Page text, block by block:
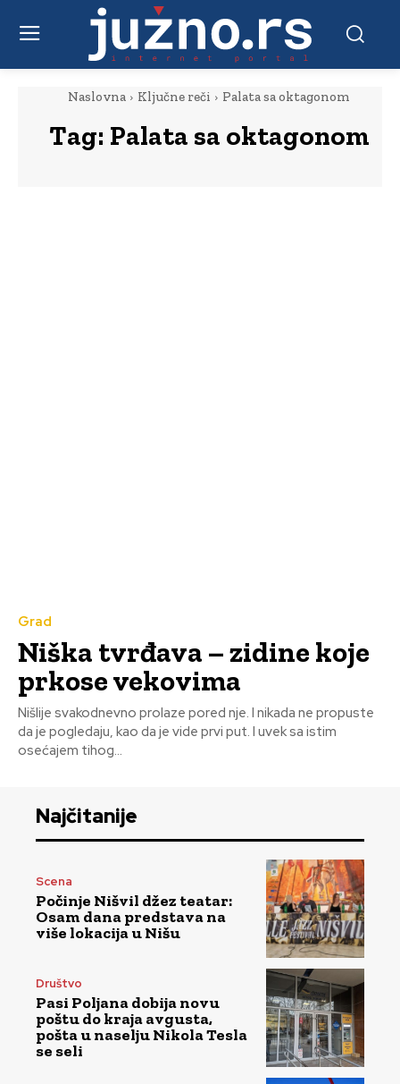
Naslovna Ključne reči Palata sa oktagonom
Tag: Palata sa oktagonom
Grad
Niška tvrđava – zidine koje
prkose vekovima
Nišlije svakodnevno prolaze pored nje. I nikada ne propuste
da je pogledaju, kao da je vide prvi put. I uvek sa istim
osećajem tihog...
Najčitanije
Scena
Počinje Nišvil džez teatar:
Osam dana predstava na
više lokacija u Nišu
Društvo
Pasi Poljana dobija novu
poštu do kraja avgusta,
pošta u naselju Nikola Tesla
se seli